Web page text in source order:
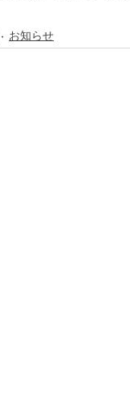
お知らせ